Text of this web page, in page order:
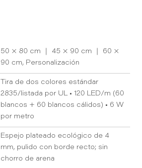
50 × 80 cm ｜ 45 × 90 cm ｜ 60 ×
90 cm, Personalización
Tira de dos colores estándar
2835/listada por UL • 120 LED/m (60
blancos + 60 blancos cálidos) • 6 W
por metro
Espejo plateado ecológico de 4
mm, pulido con borde recto; sin
chorro de arena